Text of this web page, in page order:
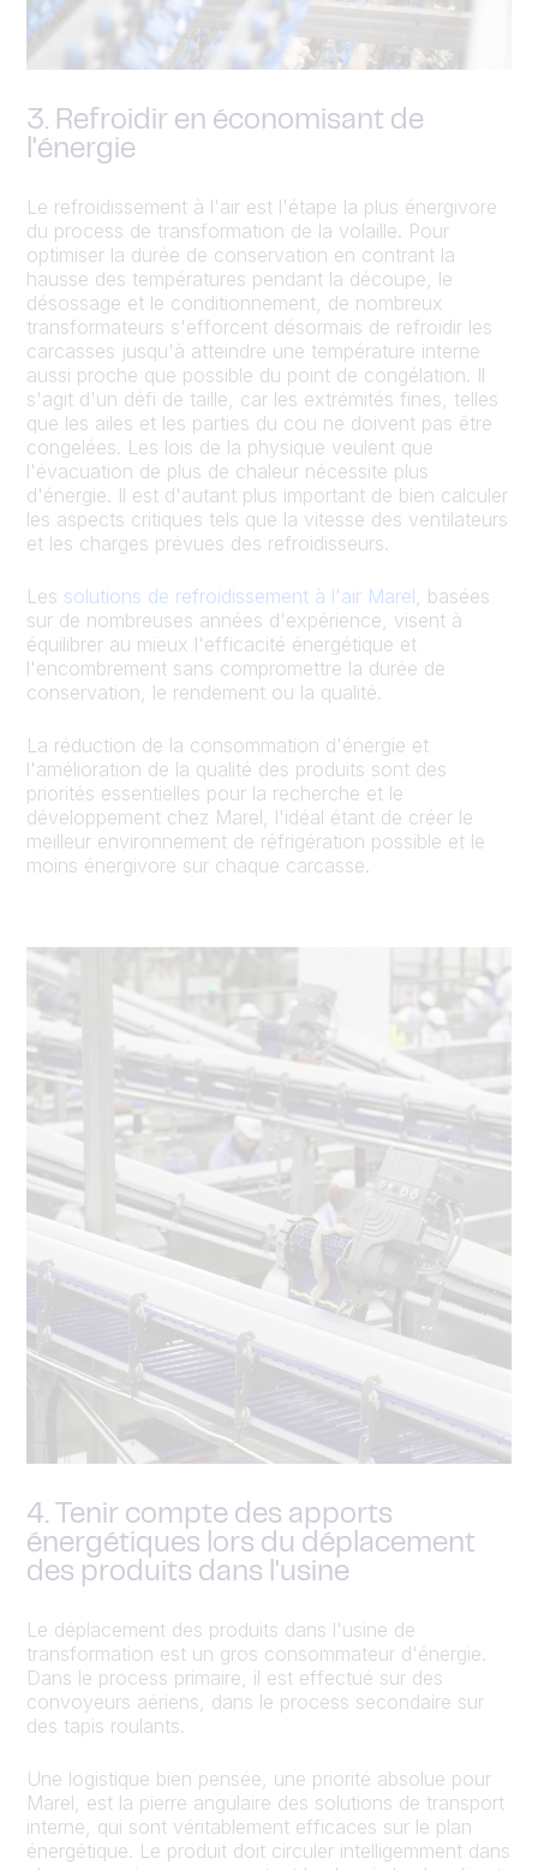
3. Refroidir en économisant de
l'énergie
Le refroidissement à l'air est l'étape la plus énergivore
du process de transformation de la volaille. Pour
optimiser la durée de conservation en contrant la
hausse des températures pendant la découpe, le
désossage et le conditionnement, de nombreux
transformateurs s'efforcent désormais de refroidir les
carcasses jusqu'à atteindre une température interne
aussi proche que possible du point de congélation. Il
s'agit d'un défi de taille, car les extrémités fines, telles
que les ailes et les parties du cou ne doivent pas être
congelées. Les lois de la physique veulent que
l'évacuation de plus de chaleur nécessite plus
d'énergie. Il est d'autant plus important de bien calculer
les aspects critiques tels que la vitesse des ventilateurs
et les charges prévues des refroidisseurs.
Les solutions de refroidissement à l'air Marel , basées
sur de nombreuses années d'expérience, visent à
équilibrer au mieux l'efficacité énergétique et
l'encombrement sans compromettre la durée de
conservation, le rendement ou la qualité.
La réduction de la consommation d'énergie et
l'amélioration de la qualité des produits sont des
priorités essentielles pour la recherche et le
développement chez Marel, l'idéal étant de créer le
meilleur environnement de réfrigération possible et le
moins énergivore sur chaque carcasse.
4. Tenir compte des apports
énergétiques lors du déplacement
des produits dans l'usine
Le déplacement des produits dans l'usine de
transformation est un gros consommateur d'énergie.
Dans le process primaire, il est effectué sur des
convoyeurs aériens, dans le process secondaire sur
des tapis roulants.
Une logistique bien pensée, une priorité absolue pour
Marel, est la pierre angulaire des solutions de transport
interne, qui sont véritablement efficaces sur le plan
énergétique. Le produit doit circuler intelligemment dans